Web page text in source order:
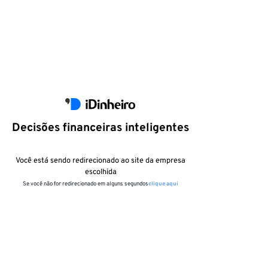
Decisões financeiras inteligentes
Você está sendo redirecionado ao site da empresa
escolhida
Se você não for redirecionado em alguns segundosclique aqui